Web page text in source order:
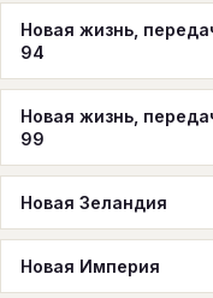
Новая жизнь,
94
Новая жизнь,
99
Новая Зеландия
Новая Империя